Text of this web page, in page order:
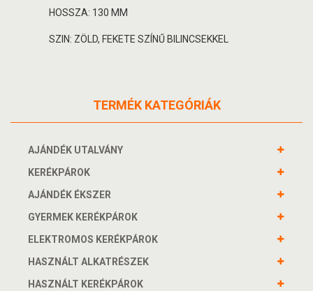
HOSSZA: 130 MM
SZIN: ZÖLD, FEKETE SZÍNŰ BILINCSEKKEL
TERMÉK KATEGÓRIÁK
AJÁNDÉK UTALVÁNY
KERÉKPÁROK
AJÁNDÉK ÉKSZER
GYERMEK KERÉKPÁROK
ELEKTROMOS KERÉKPÁROK
HASZNÁLT ALKATRÉSZEK
HASZNÁLT KERÉKPÁROK